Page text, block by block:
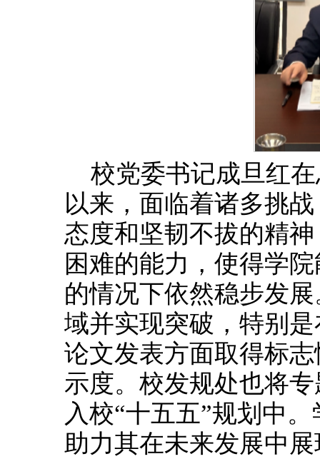
校党委书记成旦红
以来，面临着诸多挑
态度和坚韧不拔的精
困难的能力，使得学
的情况下依然稳步发
域并实现突破，特别
论文发表方面取得标
示度。校发规处也将
入校“十五五”规划中
助力其在未来发展中